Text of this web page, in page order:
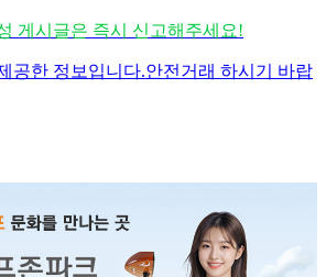
게시글은 즉시 신고해주세요!
공한 정보입니다.안전거래 하시기 바랍